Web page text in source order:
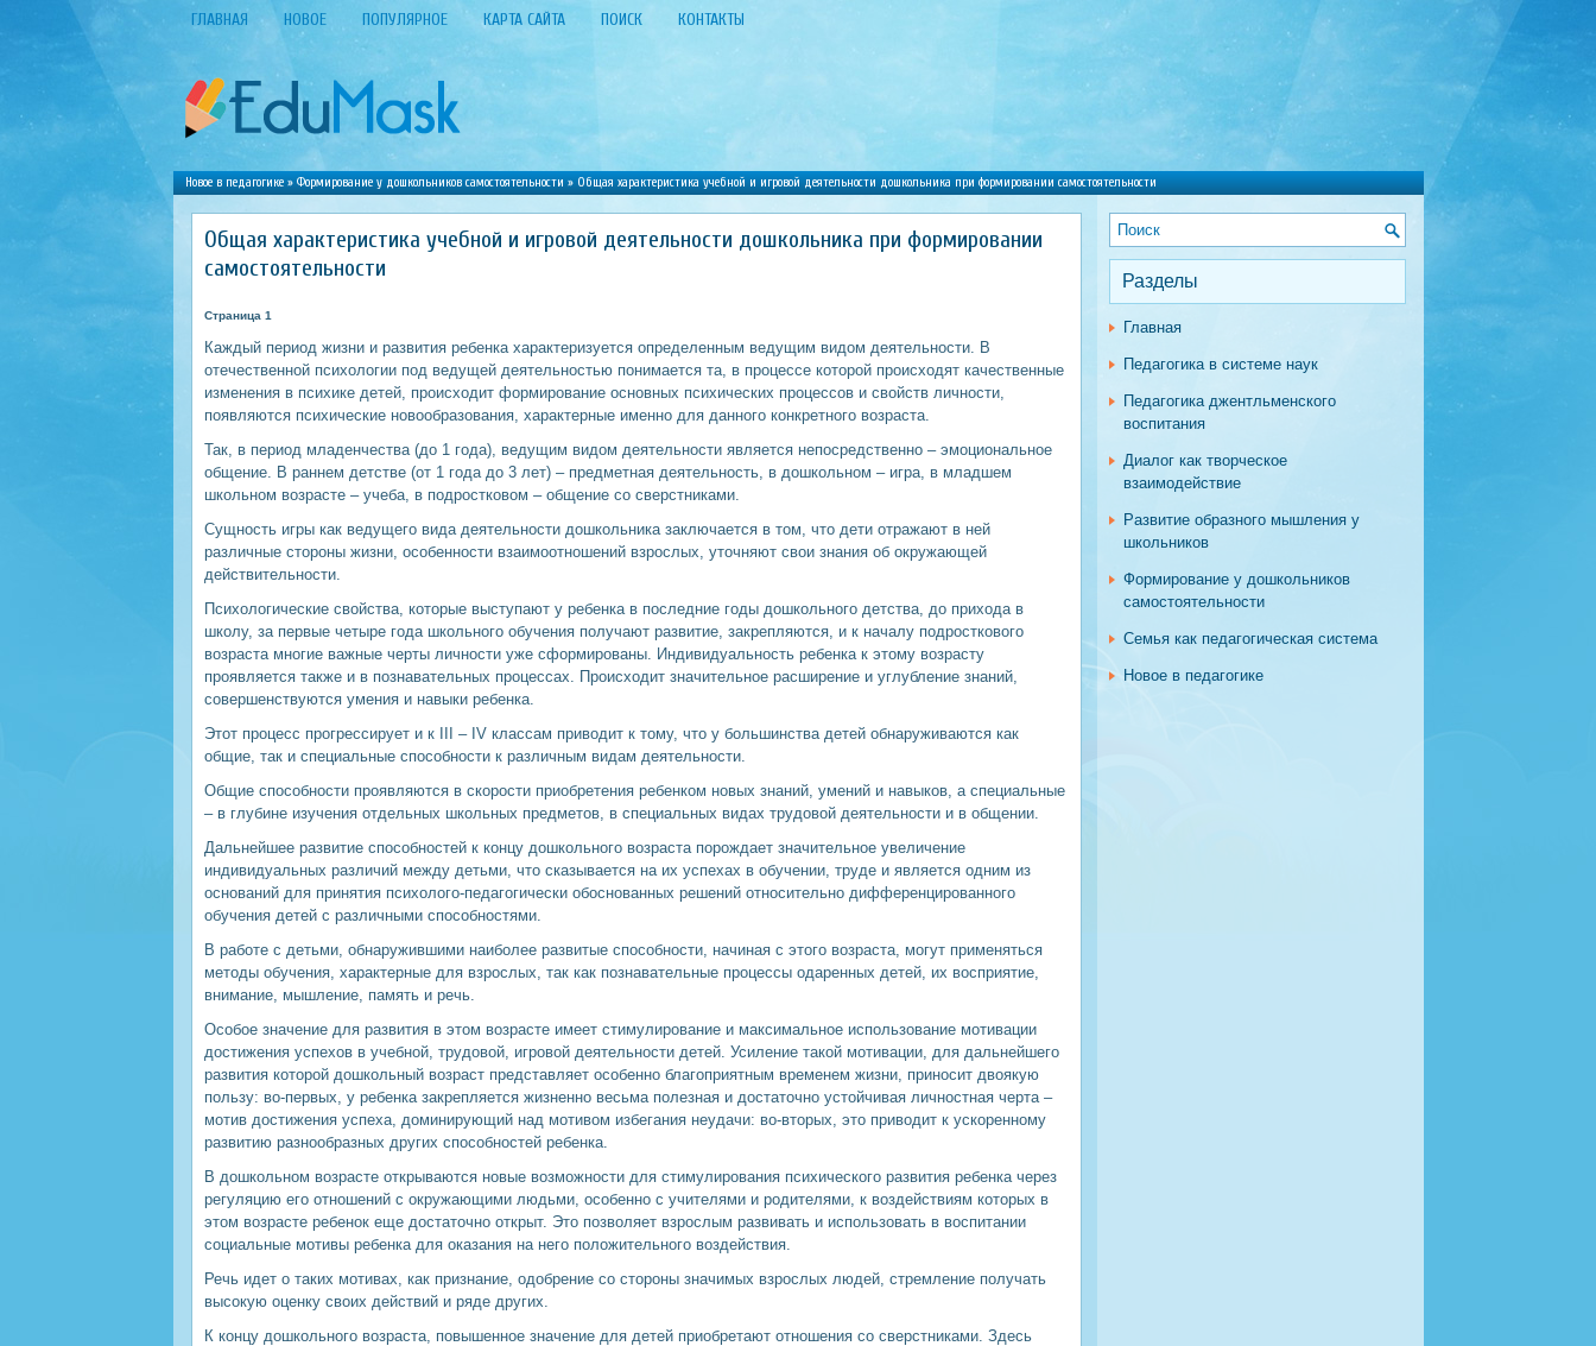
ГЛАВНАЯ НОВОЕ ПОПУЛЯРНОЕ КАРТА САЙТА ПОИСК КОНТАКТЫ
Новое в педагогике»Формирование у дошкольников самостоятельности» Общая характеристика учебной и игровой деятельности дошкольника при формировании самостоятельности
Общая характеристика учебной и игровой деятельности дошкольника при формировании
самостоятельности
Страница 1
Каждый период жизни и развития ребенка характеризуется определенным ведущим видом деятельности. В
отечественной психологии под ведущей деятельностью понимается та, в процессе которой происходят качественные
изменения в психике детей, происходит формирование основных психических процессов и свойств личности,
появляются психические новообразования, характерные именно для данного конкретного возраста.
Так, в период младенчества (до 1 года), ведущим видом деятельности является непосредственно – эмоциональное
общение. В раннем детстве (от 1 года до 3 лет) – предметная деятельность, в дошкольном – игра, в младшем
школьном возрасте – учеба, в подростковом – общение со сверстниками.
Сущность игры как ведущего вида деятельности дошкольника заключается в том, что дети отражают в ней
различные стороны жизни, особенности взаимоотношений взрослых, уточняют свои знания об окружающей
действительности.
Психологические свойства, которые выступают у ребенка в последние годы дошкольного детства, до прихода в
школу, за первые четыре года школьного обучения получают развитие, закрепляются, и к началу подросткового
возраста многие важные черты личности уже сформированы. Индивидуальность ребенка к этому возрасту
проявляется также и в познавательных процессах. Происходит значительное расширение и углубление знаний,
совершенствуются умения и навыки ребенка.
Этот процесс прогрессирует и к III – IV классам приводит к тому, что у большинства детей обнаруживаются как
общие, так и специальные способности к различным видам деятельности.
Общие способности проявляются в скорости приобретения ребенком новых знаний, умений и навыков, а специальные
– в глубине изучения отдельных школьных предметов, в специальных видах трудовой деятельности и в общении.
Дальнейшее развитие способностей к концу дошкольного возраста порождает значительное увеличение
индивидуальных различий между детьми, что сказывается на их успехах в обучении, труде и является одним из
оснований для принятия психолого-педагогически обоснованных решений относительно дифференцированного
обучения детей с различными способностями.
В работе с детьми, обнаружившими наиболее развитые способности, начиная с этого возраста, могут применяться
методы обучения, характерные для взрослых, так как познавательные процессы одаренных детей, их восприятие,
внимание, мышление, память и речь.
Особое значение для развития в этом возрасте имеет стимулирование и максимальное использование мотивации
достижения успехов в учебной, трудовой, игровой деятельности детей. Усиление такой мотивации, для дальнейшего
развития которой дошкольный возраст представляет особенно благоприятным временем жизни, приносит двоякую
пользу: во-первых, у ребенка закрепляется жизненно весьма полезная и достаточно устойчивая личностная черта –
мотив достижения успеха, доминирующий над мотивом избегания неудачи: во-вторых, это приводит к ускоренному
развитию разнообразных других способностей ребенка.
В дошкольном возрасте открываются новые возможности для стимулирования психического развития ребенка через
регуляцию его отношений с окружающими людьми, особенно с учителями и родителями, к воздействиям которых в
этом возрасте ребенок еще достаточно открыт. Это позволяет взрослым развивать и использовать в воспитании
социальные мотивы ребенка для оказания на него положительного воздействия.
Речь идет о таких мотивах, как признание, одобрение со стороны значимых взрослых людей, стремление получать
высокую оценку своих действий и ряде других.
К концу дошкольного возраста, повышенное значение для детей приобретают отношения со сверстниками. Здесь
Разделы
Главная
Педагогика в системе наук
Педагогика джентльменского
воспитания
Диалог как творческое
взаимодействие
Развитие образного мышления у
школьников
Формирование у дошкольников
самостоятельности
Семья как педагогическая система
Новое в педагогике